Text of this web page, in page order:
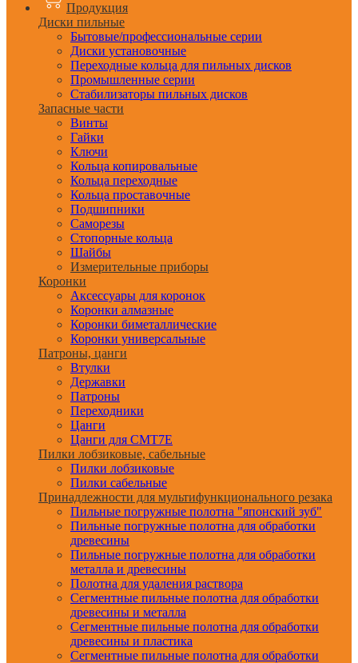
Продукция
Диски пильные
Бытовые/профессиональные серии
Диски установочные
Переходные кольца для пильных дисков
Промышленные серии
Стабилизаторы пильных дисков
Запасные части
Винты
Гайки
Ключи
Кольца копировальные
Кольца переходные
Кольца проставочные
Подшипники
Саморезы
Стопорные кольца
Шайбы
Измерительные приборы
Коронки
Аксессуары для коронок
Коронки алмазные
Коронки биметаллические
Коронки универсальные
Патроны, цанги
Втулки
Державки
Патроны
Переходники
Цанги
Цанги для CMT7E
Пилки лобзиковые, сабельные
Пилки лобзиковые
Пилки сабельные
Принадлежности для мультифункционального резака
Пильные погружные полотна "японский зуб"
Пильные погружные полотна для обработки
древесины
Пильные погружные полотна для обработки
металла и древесины
Полотна для удаления раствора
Сегментные пильные полотна для обработки
древесины и металла
Сегментные пильные полотна для обработки
древесины и пластика
Сегментные пильные полотна для обработки